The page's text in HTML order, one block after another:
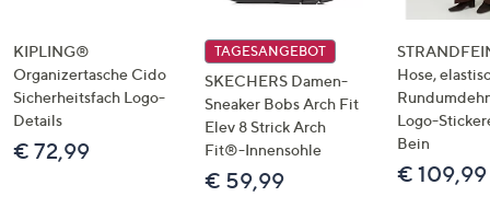
KIPLING®
Organizertasche Cido
Sicherheitsfach Logo-
Details
€ 72,99
TAGESANGEBOT
SKECHERS Damen-
Sneaker Bobs Arch Fit
Elev 8 Strick Arch
Fit®-Innensohle
€ 59,99
Hose,
Logo-
Bein
€ 109,99